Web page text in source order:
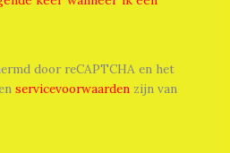
door reCAPTCHA en het
servicevoorwaardenzijn van